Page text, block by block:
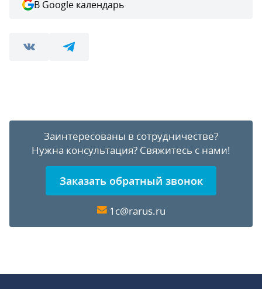
В Google календарь
Заинтересованы в сотрудничестве?
Нужна консультация? Свяжитесь с нами!
Заказать обратный звонок
1c@rarus.ru